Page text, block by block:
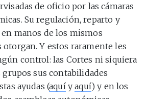
de oficio por las cámaras
Su regulación, reparto y
manos de los mismos
otorgan. Y estos raramente les
control: las Cortes ni siquiera
sus contabilidades
ayudas (aquíyaquí) y en los